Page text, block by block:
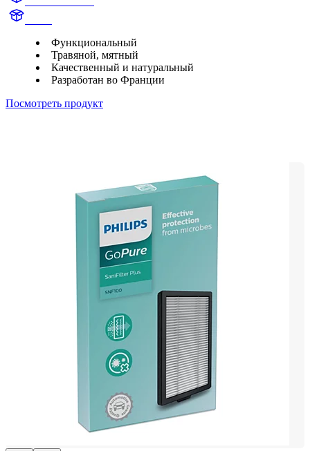
Функциональный
Травяной, мятный
Качественный и натуральный
Разработан во Франции
Посмотреть продукт